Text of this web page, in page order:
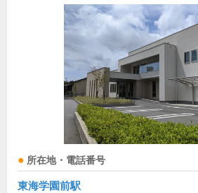
所在地・電話番号
東海学園前駅